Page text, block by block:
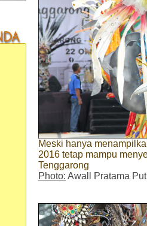
Meski hanya
2016 tetap mampu
Tenggarong
Photo: Awall Pratama